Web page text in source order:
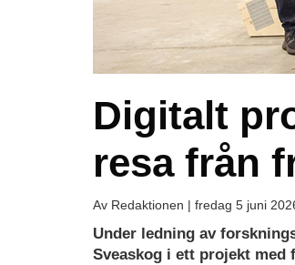
Digitalt
resa från
Av Redaktionen | fredag 5 juni
Under ledning av
Sveaskog i ett projekt